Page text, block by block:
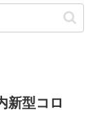
新型コロ